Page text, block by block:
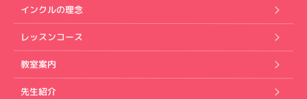
インクルの理念
レッスンコース
教室案内
先生紹介